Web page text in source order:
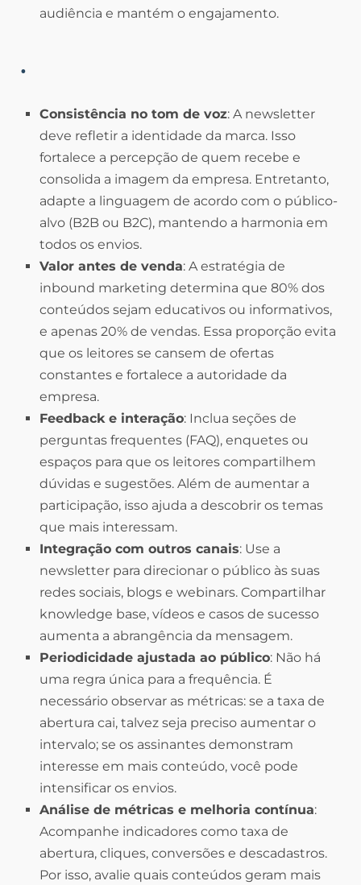
audiência e mantém o engajamento.
.
Consistência no tom de voz: A newsletter
deve refletir a identidade da marca. Isso
fortalece a percepção de quem recebe e
consolida a imagem da empresa. Entretanto,
adapte a linguagem de acordo com o público-
alvo (B2B ou B2C), mantendo a harmonia em
todos os envios.
Valor antes de venda: A estratégia de
inbound marketing determina que 80% dos
conteúdos sejam educativos ou informativos,
e apenas 20% de vendas. Essa proporção evita
que os leitores se cansem de ofertas
constantes e fortalece a autoridade da
empresa.
Feedback e interação: Inclua seções de
perguntas frequentes (FAQ), enquetes ou
espaços para que os leitores compartilhem
dúvidas e sugestões. Além de aumentar a
participação, isso ajuda a descobrir os temas
que mais interessam.
Integração com outros canais: Use a
newsletter para direcionar o público às suas
redes sociais, blogs e webinars. Compartilhar
knowledge base, vídeos e casos de sucesso
aumenta a abrangência da mensagem.
Periodicidade ajustada ao público: Não há
uma regra única para a frequência. É
necessário observar as métricas: se a taxa de
abertura cai, talvez seja preciso aumentar o
intervalo; se os assinantes demonstram
interesse em mais conteúdo, você pode
intensificar os envios.
Análise de métricas e melhoria contínua:
Acompanhe indicadores como taxa de
abertura, cliques, conversões e descadastros.
Por isso, avalie quais conteúdos geram mais